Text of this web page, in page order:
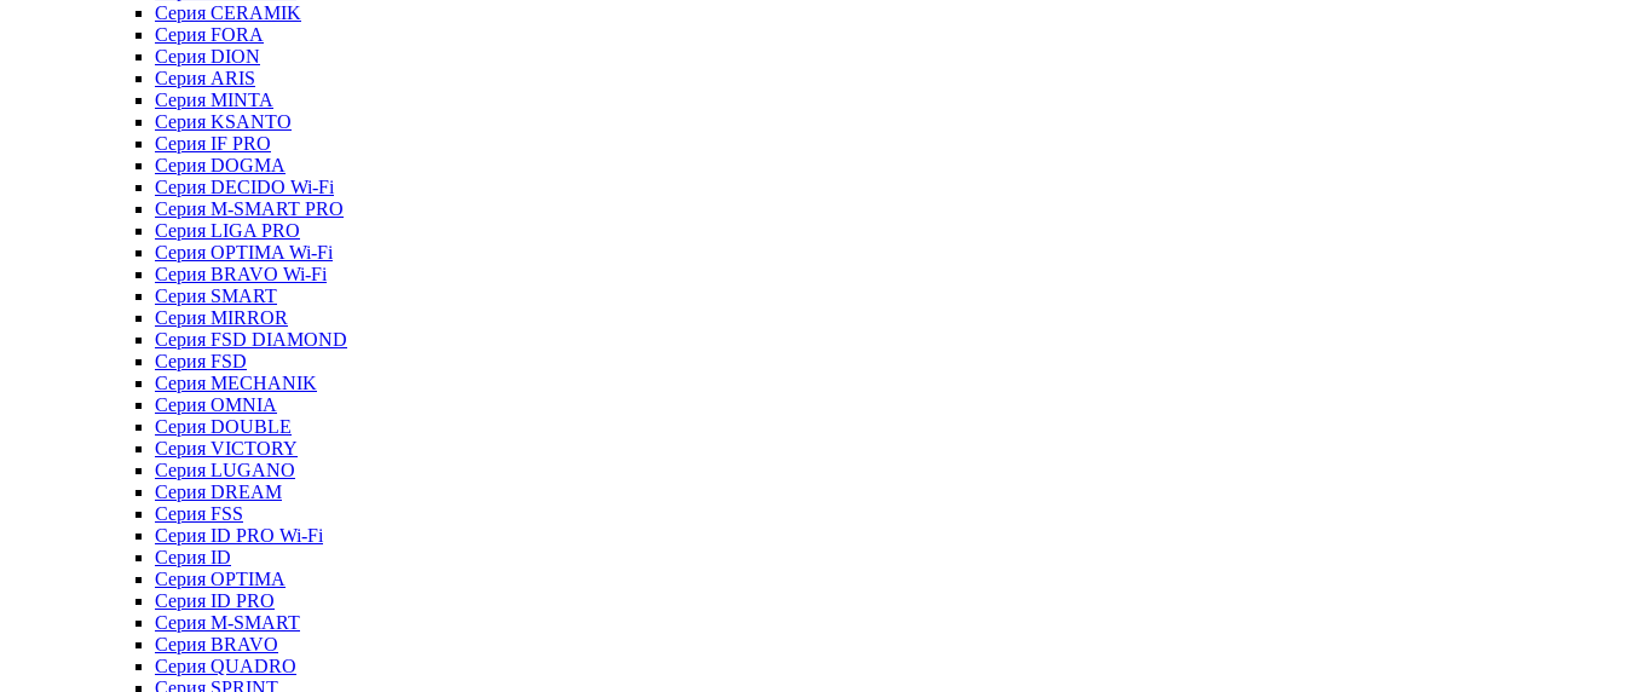
Серия CERAMIK
Серия FORA
Серия DION
Серия ARIS
Серия MINTA
Серия KSANTO
Серия IF PRO
Серия DOGMA
Серия DECIDO Wi-Fi
Серия M-SMART PRO
Серия LIGA PRO
Серия OPTIMA Wi-Fi
Серия BRAVO Wi-Fi
Серия SMART
Серия MIRROR
Серия FSD DIAMOND
Серия FSD
Серия MECHANIK
Серия OMNIA
Серия DOUBLE
Серия VICTORY
Серия LUGANO
Серия DREAM
Серия FSS
Серия ID PRO Wi-Fi
Серия ID
Серия OPTIMA
Серия ID PRO
Серия M-SMART
Серия BRAVO
Серия QUADRO
Серия SPRINT